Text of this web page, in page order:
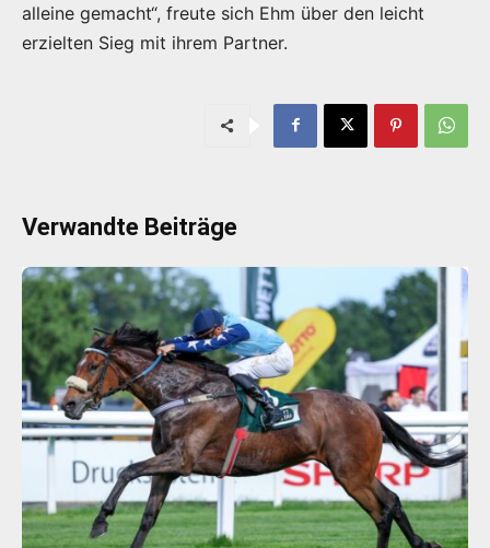
alleine gemacht“, freute sich Ehm über den leicht
erzielten Sieg mit ihrem Partner.
Verwandte Beiträge